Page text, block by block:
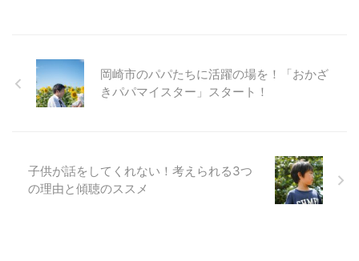
岡崎市のパパたちに活躍の場を！「おかざ
きパパマイスター」スタート！
子供が話をしてくれない！考えられる3つ
の理由と傾聴のススメ